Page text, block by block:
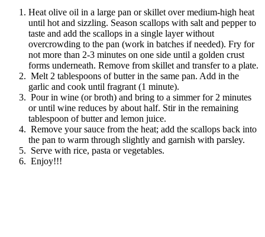
Heat olive oil in a large pan or skillet over medium-high heat
until hot and sizzling. Season scallops with salt and pepper to
taste and add the scallops in a single layer without
overcrowding to the pan (work in batches if needed). Fry for
not more than 2-3 minutes on one side until a golden crust
forms underneath. Remove from skillet and transfer to a plate.
Melt 2 tablespoons of butter in the same pan. Add in the
garlic and cook until fragrant (1 minute).
Pour in wine (or broth) and bring to a simmer for 2 minutes
or until wine reduces by about half. Stir in the remaining
tablespoon of butter and lemon juice.
Remove your sauce from the heat; add the scallops back into
the pan to warm through slightly and garnish with parsley.
Serve with rice, pasta or vegetables.
Enjoy!!!